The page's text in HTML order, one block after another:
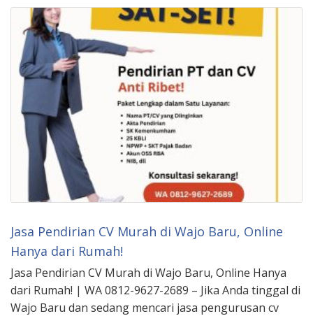
Jasa Pendirian CV Murah di Wajo Baru, Online
Hanya dari Rumah!
Jasa Pendirian CV Murah di Wajo Baru, Online Hanya
dari Rumah! | WA 0812-9627-2689 – Jika Anda tinggal di
Wajo Baru dan sedang mencari jasa pengurusan cv